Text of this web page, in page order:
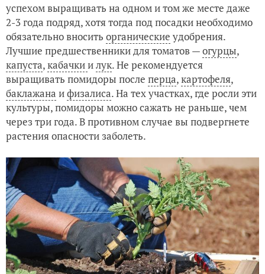
успехом выращивать на одном и том же месте даже
2-3 года подряд, хотя тогда под посадки необходимо
обязательно вносить органические удобрения.
Лучшие предшественники для томатов —огурцы,
капуста,кабачкиилук. Не рекомендуется
выращивать помидоры после перца,картофеля,
баклажана ифизалиса. На тех участках, где росли эти
культуры, помидоры можно сажать не раньше, чем
через три года. В противном случае вы подвергнете
растения опасности заболеть.